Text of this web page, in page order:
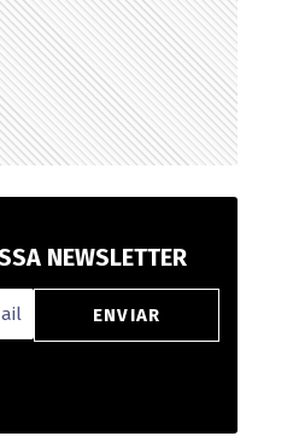
NEWSLETTER